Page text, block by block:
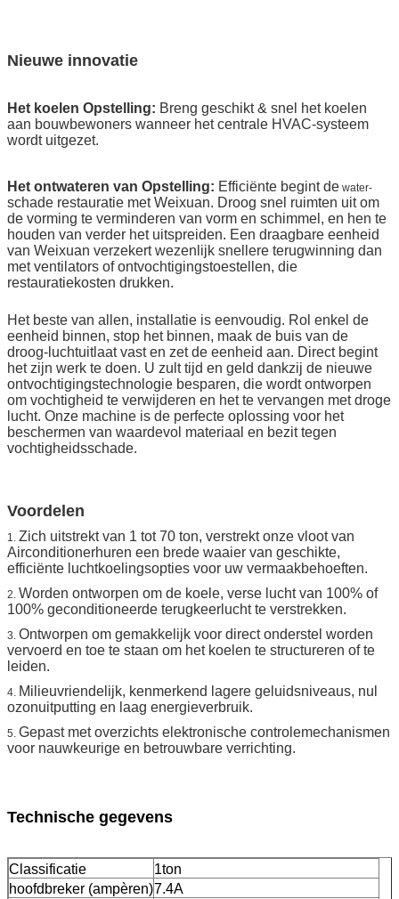
Nieuwe innovatie
Het koelen Opstelling: Breng geschikt & snel het koelen
aan bouwbewoners wanneer het centrale HVAC-systeem
wordt uitgezet.
Het ontwateren van Opstelling: Efficiënte begint de water-
schade restauratie metWeixuan. Droog snel ruimten uit om
de vorming te verminderen van vorm en schimmel, en hen te
houden van verder het uitspreiden. Een draagbare eenheid
van Weixuan verzekert wezenlijk snellere terugwinning dan
met ventilators of ontvochtigingstoestellen, die
restauratiekosten drukken.
Het beste van allen, installatie is eenvoudig. Rol enkel de
eenheid binnen, stop het binnen, maak de buis van de
droog-luchtuitlaat vast en zet de eenheid aan. Direct begint
het zijn werk te doen. U zult tijd en geld dankzij de nieuwe
ontvochtigingstechnologie besparen, die wordt ontworpen
om vochtigheid te verwijderen en het te vervangen met droge
lucht. Onze machine is de perfecte oplossing voor het
beschermen van waardevol materiaal en bezit tegen
vochtigheidsschade.
Voordelen
1. Zich uitstrekt van 1 tot 70 ton, verstrekt onze vloot van
Airconditionerhuren een brede waaier van geschikte,
efficiënte luchtkoelingsopties voor uw vermaakbehoeften.
2. Worden ontworpen om de koele, verse lucht van 100% of
100% geconditioneerde terugkeerlucht te verstrekken.
3. Ontworpen om gemakkelijk voor direct onderstel worden
vervoerd en toe te staan om het koelen te structureren of te
leiden.
4. Milieuvriendelijk, kenmerkend lagere geluidsniveaus, nul
ozonuitputting en laag energieverbruik.
5. Gepast met overzichts elektronische controlemechanismen
voor nauwkeurige en betrouwbare verrichting.
Technische gegevens
Classificatie
1ton
hoofdbreker (ampèren)7.4A